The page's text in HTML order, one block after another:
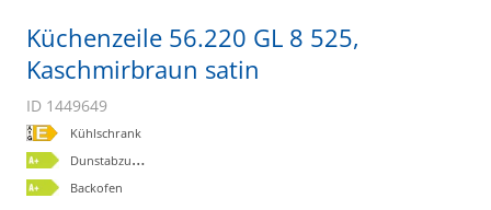
Küchenzeile 56.220 GL 8 525,
Kaschmirbraun satin
ID 1449649
Kühlschrank
D
unstabzugshaube
Backofen